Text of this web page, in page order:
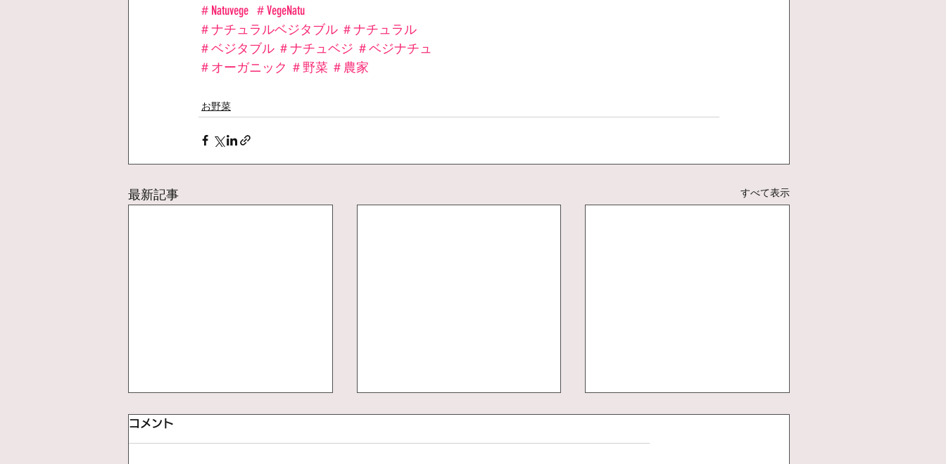
＃Natuvege ＃VegeNatu
＃ナチュラルベジタブル ＃ナチュラル
＃ベジタブル ＃ナチュベジ ＃ベジナチュ
＃オーガニック ＃野菜 ＃農家
お野菜
最新記事 すべて表示
コメント